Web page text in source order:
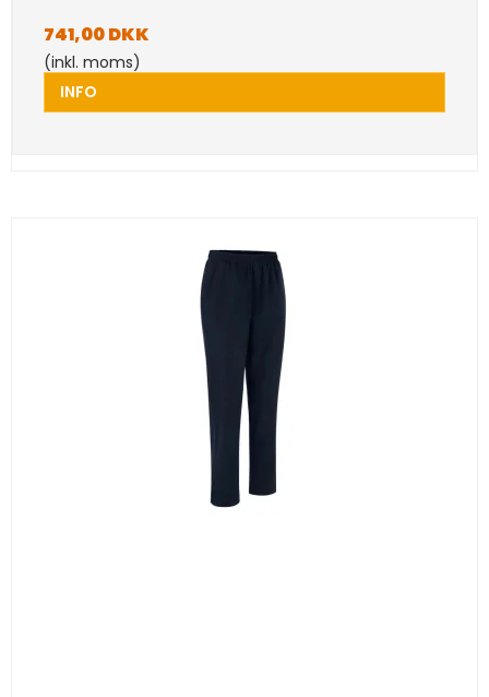
741,00 DKK
(inkl. moms)
INFO